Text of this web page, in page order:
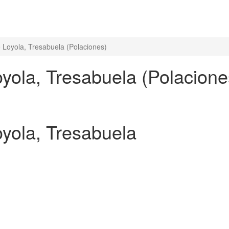
Tresabuela (Polaciones)
Tresabuela
Tresabuela